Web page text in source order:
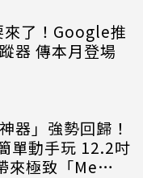
了！Google推
器 傳本月登場
器」強勢回歸！
單動手玩 12.2吋
來極致「Me